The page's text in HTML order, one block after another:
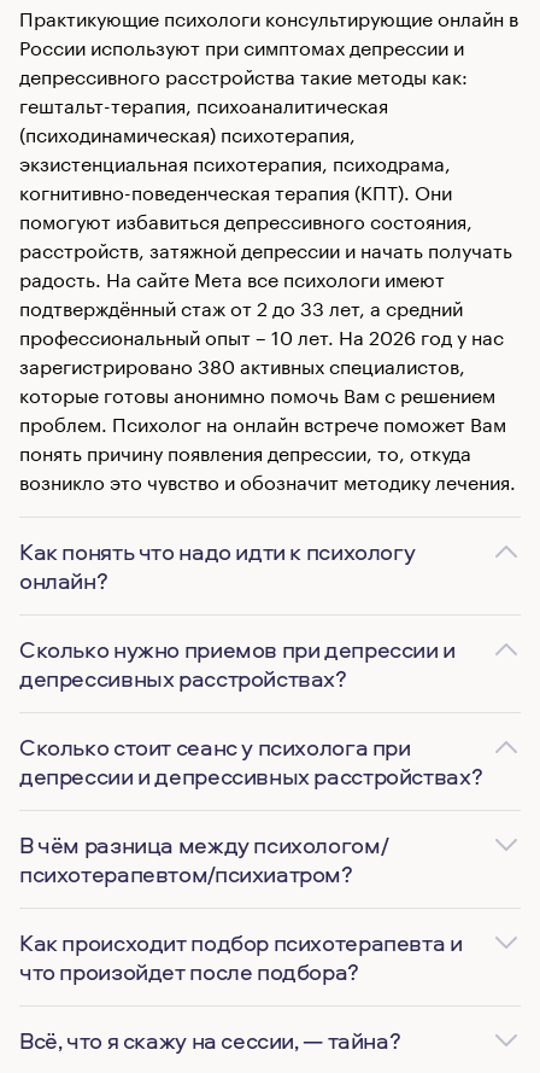
Практикующие психологи консультирующие онлайн в
России используют при симптомах депрессии и
депрессивного расстройства такие методы как:
гештальт-терапия, психоаналитическая
(психодинамическая) психотерапия,
экзистенциальная психотерапия, психодрама,
когнитивно-поведенческая терапия (КПТ). Они
помогуют избавиться депрессивного состояния,
расстройств, затяжной депрессии и начать получать
радость. На сайте Мета все психологи имеют
подтверждённый стаж от 2 до 33 лет, а средний
профессиональный опыт – 10 лет. На 2026 год у нас
зарегистрировано 380 активных специалистов,
которые готовы анонимно помочь Вам с решением
проблем. Психолог на онлайн встрече поможет Вам
понять причину появления депрессии, то, откуда
возникло это чувство и обозначит методику лечения.
Как понять что надо идти к психологу
онлайн?
Сколько нужно приемов при депрессии и
депрессивных расстройствах?
Сколько стоит сеанс у психолога при
депрессии и депрессивных расстройствах?
В чём разница между психологом/
психотерапевтом/психиатром?
Как происходит подбор психотерапевта и
что произойдет после подбора?
Всё, что я скажу на сессии, — тайна?